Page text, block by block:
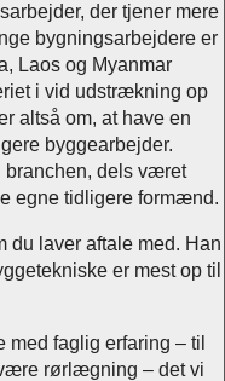
der tjener mere
bygningsarbejdere er
Laos og Myanmar
i vid udstrækning op
altså om, at have en
byggearbejder.
branchen, dels været
egne tidligere formænd.
du laver aftale med. Han
er mest op til
med faglig erfaring – til
rørlægning – det vi